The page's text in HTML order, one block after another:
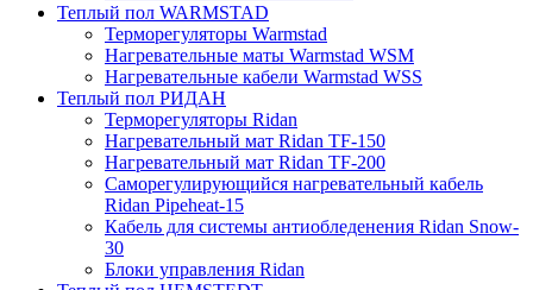
Теплый пол WARMSTAD
Терморегуляторы Warmstad
Нагревательные маты Warmstad WSM
Нагревательные кабели Warmstad WSS
Теплый пол РИДАН
Терморегуляторы Ridan
Нагревательный мат Ridan TF-150
Нагревательный мат Ridan TF-200
Саморегулирующийся нагревательный кабель
Ridan Pipeheat-15
Кабель для системы антиобледенения Ridan Snow-
30
Блоки управления Ridan